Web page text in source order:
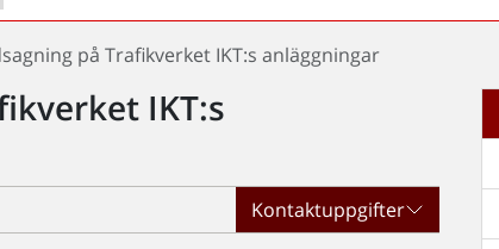
på Trafikverket IKT:s anläggningar
IKT:s
Kontaktuppgifter